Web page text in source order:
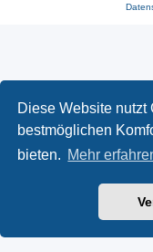
Diese Website nutzt
bestmöglichen
bieten. Mehr